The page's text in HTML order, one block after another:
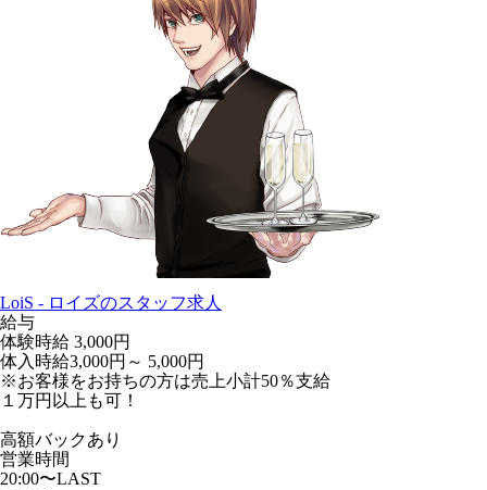
LoiS - ロイズのスタッフ求人
給与
体験時給 3,000円
体入時給3,000円～ 5,000円
※お客様をお持ちの方は売上小計50％支給
１万円以上も可！
高額バックあり
営業時間
20:00〜LAST